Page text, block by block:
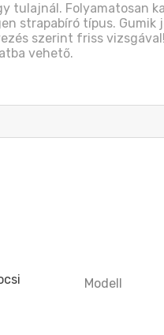
tulajnál. Folyamatosan
strapabíró típus. Gumik
szerint friss
vehető.
Modell